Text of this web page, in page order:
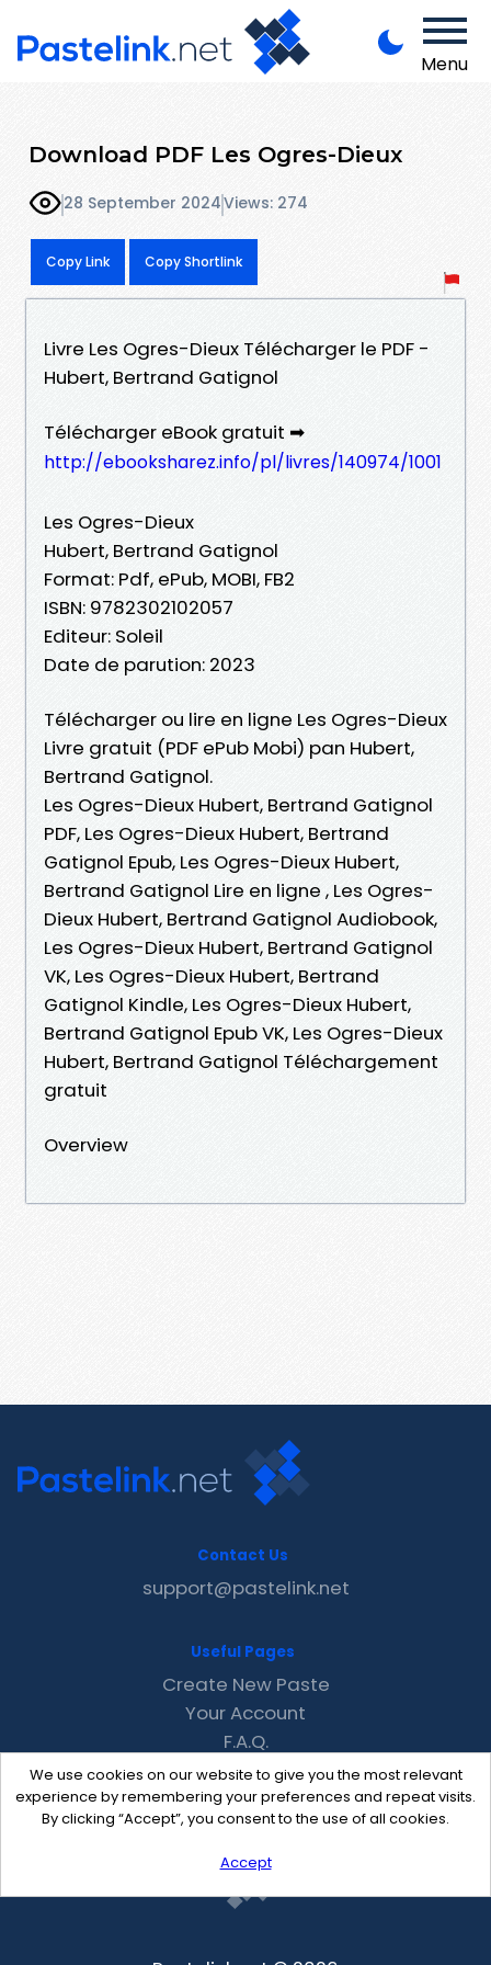
Menu
Download PDF Les Ogres-Dieux
28 September 2024Views: 274
Copy Link Copy Shortlink
Livre Les Ogres-Dieux Télécharger le PDF -
Hubert, Bertrand Gatignol
Télécharger eBook gratuit ➡
http://ebooksharez.info/pl/livres/140974/1001
Les Ogres-Dieux
Hubert, Bertrand Gatignol
Format: Pdf, ePub, MOBI, FB2
ISBN: 9782302102057
Editeur: Soleil
Date de parution: 2023
Télécharger ou lire en ligne Les Ogres-Dieux
Livre gratuit (PDF ePub Mobi) pan Hubert,
Bertrand Gatignol.
Les Ogres-Dieux Hubert, Bertrand Gatignol
PDF, Les Ogres-Dieux Hubert, Bertrand
Gatignol Epub, Les Ogres-Dieux Hubert,
Bertrand Gatignol Lire en ligne , Les Ogres-
Dieux Hubert, Bertrand Gatignol Audiobook,
Les Ogres-Dieux Hubert, Bertrand Gatignol
VK, Les Ogres-Dieux Hubert, Bertrand
Gatignol Kindle, Les Ogres-Dieux Hubert,
Bertrand Gatignol Epub VK, Les Ogres-Dieux
Hubert, Bertrand Gatignol Téléchargement
gratuit
Overview
We use cookies on our website to give you the most relevant
experience by remembering your preferences and repeat visits.
By clicking “Accept”, you consent to the use of all cookies.
Accept
Contact Us
support@pastelink.net
Useful Pages
Create New Paste
Your Account
F.A.Q.
Recent
Contact